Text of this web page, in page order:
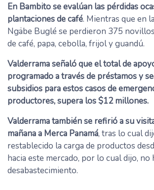
En Bambito se evalúan las pérdidas
plantaciones de café. Mientras que en
Ngäbe Buglé se perdieron 375
de café, papa, cebolla, frijol y guandú.
Valderrama señaló que el total de
programado a través de préstamos y
subsidios para estos casos de
productores, supera los $12 millones.
Valderrama también se refirió a su
mañana a Merca Panamá, tras lo cual
restablecido la carga de productos
hacia este mercado, por lo cual dijo, no
desabastecimiento.